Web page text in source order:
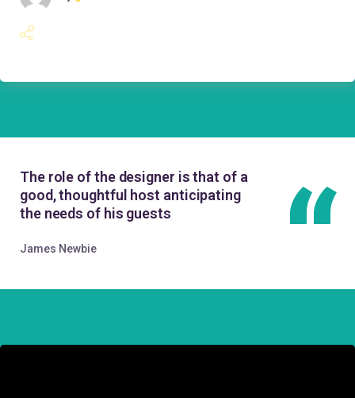
The role of the designer is that of a
good, thoughtful host anticipating
the needs of his guests
James Newbie